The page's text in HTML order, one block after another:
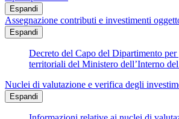
Espandi
Assegnazione contributi e investimenti
Espandi
Decreto del Capo del Dipartimento
territoriali del Ministero dell’Interno
Nuclei di valutazione e verifica degli
Espandi